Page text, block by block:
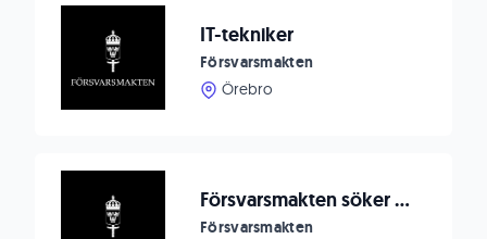
IT-tekniker
Försvarsmakten
Örebro
Försvarsmakten söker Systemtekniker/IT-tekniker till Luleå/Boden
Försvarsmakten